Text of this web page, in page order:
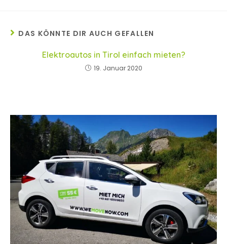
DAS KÖNNTE DIR AUCH GEFALLEN
Elektroautos in Tirol einfach mieten?
19. Januar 2020